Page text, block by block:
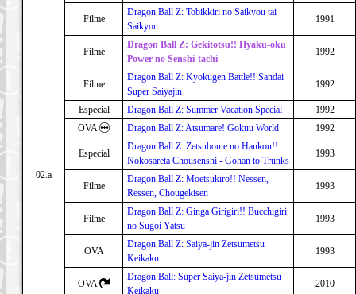
02.a
Filme
Dragon Ball Z: Tobikkiri no Saikyou tai
Saikyou
1991
Filme
Dragon Ball Z: Gekitotsu!! Hyaku-oku
Power no Senshi-tachi
1992
Filme
Dragon Ball Z: Kyokugen Battle!! Sandai
Super Saiyajin
1992
Especial Dragon Ball Z: Summer Vacation Special
1992
OVA
Dragon Ball Z: Atsumare! Gokuu World 1992
Especial
Dragon Ball Z: Zetsubou e no Hankou!!
Nokosareta Chousenshi - Gohan to Trunks
1993
Filme
Dragon Ball Z: Moetsukiro!! Nessen,
Ressen, Chougekisen
1993
Filme
Dragon Ball Z: Ginga Girigiri!! Bucchigiri
no Sugoi Yatsu
1993
OVA
Dragon Ball Z: Saiya-jin Zetsumetsu
Keikaku
1993
OVA
Dragon Ball: Super Saiya-jin Zetsumetsu
Keikaku
2010